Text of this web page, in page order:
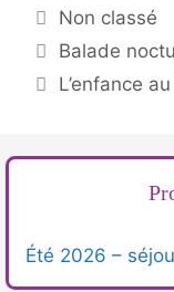
Catégories
Non classé
Balade
L’enfance
Été 2026 –